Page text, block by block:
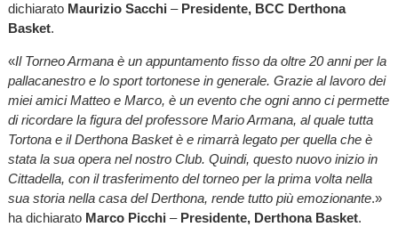
dichiarato Maurizio Sacchi – Presidente, BCC Derthona
Basket.
«Il Torneo Armana è un appuntamento fisso da oltre 20 anni per la
pallacanestro e lo sport tortonese in generale. Grazie al lavoro dei
miei amici Matteo e Marco, è un evento che ogni anno ci permette
di ricordare la figura del professore Mario Armana, al quale tutta
Tortona e il Derthona Basket è e rimarrà legato per quella che è
stata la sua opera nel nostro Club. Quindi, questo nuovo inizio in
Cittadella, con il trasferimento del torneo per la prima volta nella
sua storia nella casa del Derthona, rende tutto più emozionante.»
ha dichiarato Marco Picchi – Presidente, Derthona Basket.